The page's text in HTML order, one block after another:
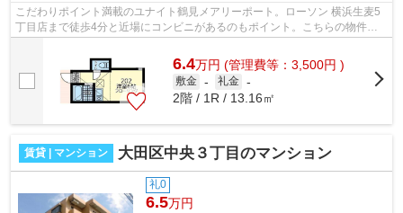
こだわりポイント満載のユナイト鶴見メアリーポート。ローソン 横浜生麦5
丁目店まで徒歩4分と近場にコンビニがあるのもポイント。こちらの物件は
アパートです。駅まで徒歩3分の位置に...
6.4万円 (管理費等：3,500円 )
敷金 - 礼金 -
2階 / 1R / 13.16㎡
賃貸 | マンション 大田区中央３丁目のマンション
礼0
6.5万円